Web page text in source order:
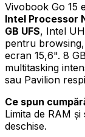
Vivobook Go 15
Intel Processor
GB UFS, Intel
pentru
ecran 15,6". 8
multitasking
sau Pavilion
Ce spun
Limita de RAM
deschise.